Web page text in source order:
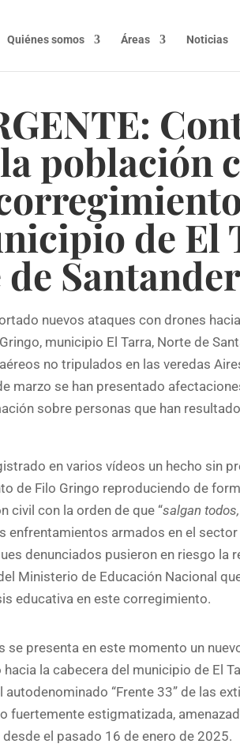
Quiénes somos Áreas Noticias
población
de El
Santander
nuevos ataques con drones
municipio El Tarra, Norte de
no tripulados en las veredas
marzo se han presentado
sobre personas que han
en varios vídeos un hecho sin
de Filo Gringo reproduciendo de
civil con la orden de que “salgan
enfrentamientos armados en el
denunciados pusieron en riesgo la
Ministerio de Educación Nacional
educativa en este corregimiento.
presenta en este momento un
la cabecera del municipio de El
“Frente 33” de las
estigmatizada,
el pasado 16 de enero de 2025.